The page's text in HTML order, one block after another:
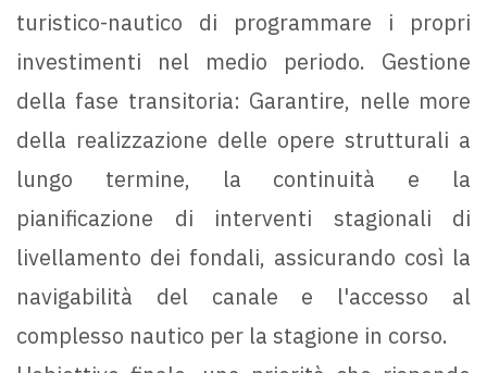
turistico-nautico di programmare i propri
investimenti nel medio periodo. Gestione
della fase transitoria: Garantire, nelle more
della realizzazione delle opere strutturali a
lungo termine, la continuità e la
pianificazione di interventi stagionali di
livellamento dei fondali, assicurando così la
navigabilità del canale e l'accesso al
complesso nautico per la stagione in corso.